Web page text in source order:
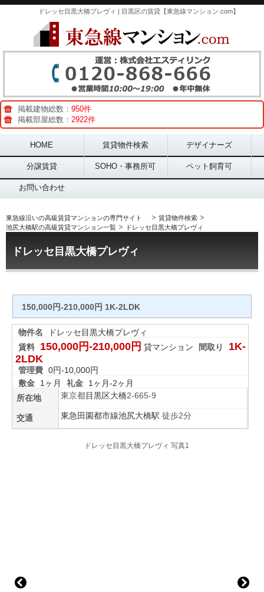
ドレッセ目黒大橋プレヴィ | 目黒区の賃貸【東急線マンション.com】
掲載建物総数： 950件
掲載部屋総数： 2922件
Main menu
HOME 賃貸物件検索 デザイナーズ
分譲賃貸 SOHO・事務所可 ペット飼育可
お問い合わせ
東急線沿いの高級賃貸マンションの専門サイト > 賃貸物件検索 >
池尻大橋駅の高級賃貸マンション一覧 > ドレッセ目黒大橋プレヴィ
ドレッセ目黒大橋プレヴィ
150,000円-210,000円 1K-2LDK
物件名
ドレッセ目黒大橋プレヴィ
賃料
150,000円-210,000円 貸マンション 間取り
1K-
2LDK
管理費 0円-10,000円
敷金
1ヶ月 礼金
1ヶ月-2ヶ月
所在地
東京都目黒区大橋2-665-9
交通 東急田園都市線池尻大橋駅 徒歩2分